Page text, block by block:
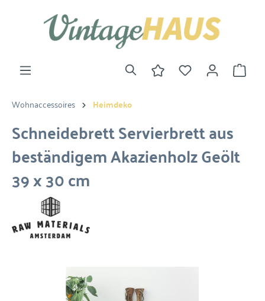
Wohnaccessoires Heimdeko
Schneidebrett Servierbrett aus
beständigem Akazienholz Geölt
39 x 30 cm